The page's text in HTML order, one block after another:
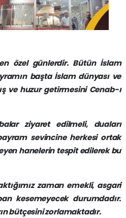
özel günlerdir. Bütün İslam
başta İslam dünyası ve
ve huzur getirmesini Cenab-ı
ziyaret edilmeli, duaları
sevincine herkesi ortak
hanelerin tespit edilerek bu
zaman emekli, asgari
kesemeyecek durumdadır.
bütçesini zorlamaktadır.